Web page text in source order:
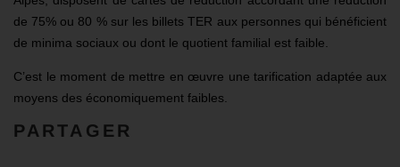
de 75% ou 80 % sur les billets TER aux personnes qui bénéficient
de minima sociaux ou dont le quotient familial est faible.
C’est le moment de mettre en œuvre une tarification adaptée aux
moyens des économiquement faibles.
PARTAGER